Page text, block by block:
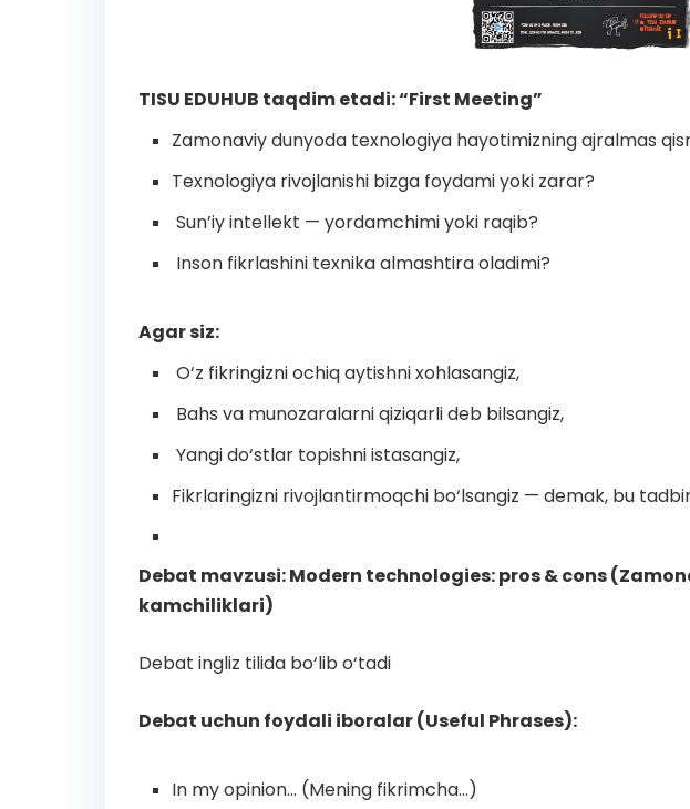
TISU EDUHUB taqdim etadi: “First Meeting”
Zamonaviy dunyoda texnologiya hayotimizning ajralmas
Texnologiya rivojlanishi bizga foydami yoki zarar?
Sun’iy intellekt — yordamchimi yoki raqib?
Inson fikrlashini texnika almashtira oladimi?
Agar siz:
O‘z fikringizni ochiq aytishni xohlasangiz,
Bahs va munozaralarni qiziqarli deb bilsangiz,
Yangi do‘stlar topishni istasangiz,
Fikrlaringizni rivojlantirmoqchi bo‘lsangiz — demak, bu
Debat mavzusi: Modern technologies: pros & cons
kamchiliklari)
Debat ingliz tilida bo‘lib o‘tadi
Debat uchun foydali iboralar (Useful Phrases):
In my opinion... (Mening fikrimcha...)